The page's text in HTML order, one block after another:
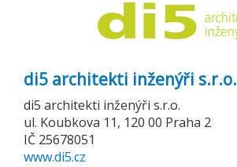
di5 architekti inženýři s.r.o.
di5 architekti inženýři s.r.o.
ul. Koubkova 11, 120 00 Praha 2
IČ 25678051
www.di5.cz